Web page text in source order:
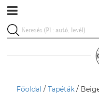
Főoldal / Tapéták/